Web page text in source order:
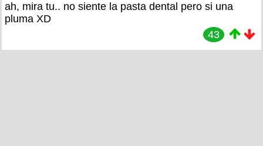
ah, mira tu.. no siente la pasta dental pero si una
pluma XD
43